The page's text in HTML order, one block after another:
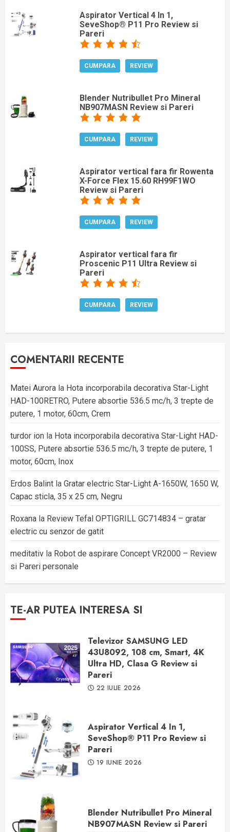
Aspirator Vertical 4 In 1,
SeveShop® P11 Pro Review si
Pareri
CUMPARA REVIEW
Blender Nutribullet Pro Mineral
NB907MASN Review si Pareri
CUMPARA REVIEW
Aspirator vertical fara fir Rowenta
X-Force Flex 15.60 RH99F1WO
Review si Pareri
CUMPARA REVIEW
Aspirator vertical fara fir
Proscenic P11 Ultra Review si
Pareri
CUMPARA REVIEW
COMENTARII RECENTE
Matei Aurora la Hota incorporabila decorativa Star-Light
HAD-100RETRO, Putere absortie 536.5 mc/h, 3 trepte de
putere, 1 motor, 60cm, Crem
turdor ion la Hota incorporabila decorativa Star-Light HAD-
100SS, Putere absortie 536.5 mc/h, 3 trepte de putere, 1
motor, 60cm, Inox
Erdos Balint la Gratar electric Star-Light A-1650W, 1650 W,
Capac sticla, 35 x 25 cm, Negru
Roxana la Review Tefal OPTIGRILL GC714834 – gratar
electric cu senzor de gatit
meditativ la Robot de aspirare Concept VR2000 – Review
si Pareri personale
TE-AR PUTEA INTERESA SI
Televizor SAMSUNG LED
43U8092, 108 cm, Smart, 4K
Ultra HD, Clasa G Review si
Pareri
22 IULIE 2026
Aspirator Vertical 4 In 1,
SeveShop® P11 Pro Review si
Pareri
19 IUNIE 2026
Blender Nutribullet Pro Mineral
NB907MASN Review si Pareri